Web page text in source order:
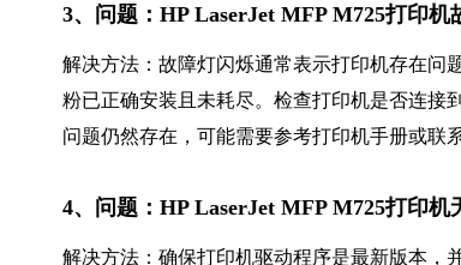
3、问题：HP LaserJet MFP M725打印
解决方法：故障灯闪烁通常表示打印机存在问
粉已正确安装且未耗尽。检查打印机是否连接
问题仍然存在，可能需要参考打印机手册或联
4、问题：HP LaserJet MFP M725打印
解决方法：确保打印机驱动程序是最新版本，